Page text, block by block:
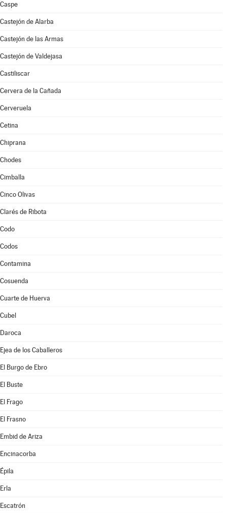
Caspe
Castejón de Alarba
Castejón de las Armas
Castejón de Valdejasa
Castiliscar
Cervera de la Cañada
Cerveruela
Cetina
Chiprana
Chodes
Cimballa
Cinco Olivas
Clarés de Ribota
Codo
Codos
Contamina
Cosuenda
Cuarte de Huerva
Cubel
Daroca
Ejea de los Caballeros
El Burgo de Ebro
El Buste
El Frago
El Frasno
Embid de Ariza
Encinacorba
Épila
Erla
Escatrón